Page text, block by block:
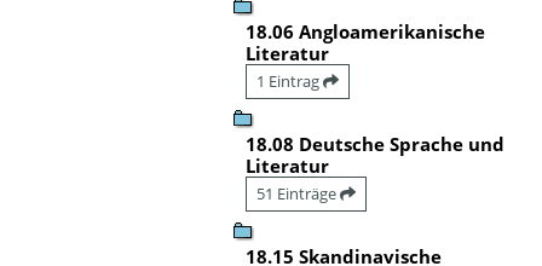
18.06 Angloamerikanische
Literatur
1 Eintrag
18.08 Deutsche Sprache und
Literatur
51 Einträge
18.15 Skandinavische